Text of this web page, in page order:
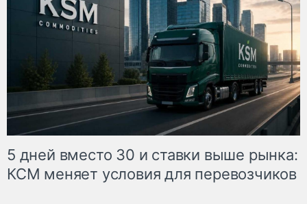
5 дней вместо 30 и ставки выше рынка:
КСМ меняет условия для перевозчиков